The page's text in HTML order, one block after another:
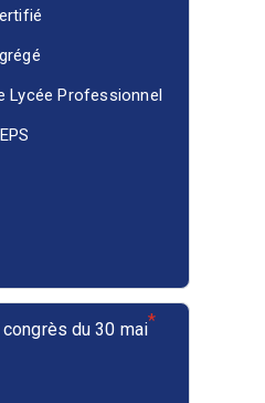
Lycée Professionnel
du 30 mai*